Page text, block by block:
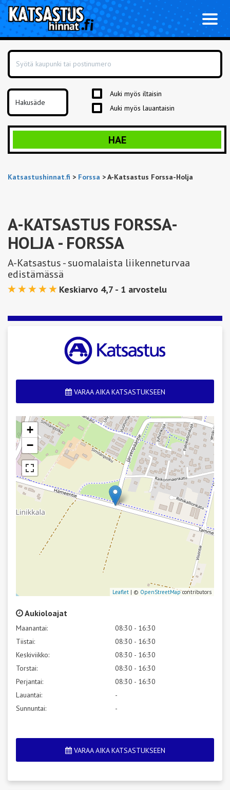
Auki myös iltaisin
Auki myös lauantaisin
HAE
Katsastushinnat.fi > Forssa >A-Katsastus Forssa-Holja
A-KATSASTUS FORSSA-
HOLJA- FORSSA
A-Katsastus - suomalaista liikenneturvaa
edistämässä
Keskiarvo 4,7 - 1 arvostelu
VARAA AIKA KATSASTUKSEEN
+
−
Leaflet | © OpenStreetMapcontributors
Aukioloajat
Maanantai:
08:30 - 16:30
Tiistai:
08:30 - 16:30
Keskiviikko:
08:30 - 16:30
Torstai:
08:30 - 16:30
Perjantai:
08:30 - 16:30
Lauantai:
-
Sunnuntai:
-
VARAA AIKA KATSASTUKSEEN